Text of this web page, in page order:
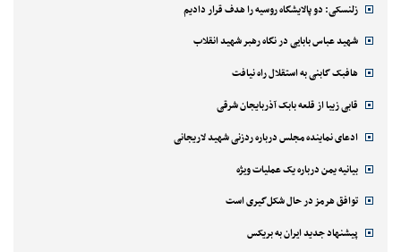
زلنسکی: دو پالایشگاه روسیه را هدف قرار دادیم
شهید عباس بابایی در نگاه رهبر شهید انقلاب
هافبک گابنی به استقلال راه نیافت
قابی زیبا از قلعه بابک آذربایجان شرقی
ادعای نماینده مجلس درباره ردزنی شهید لاریجانی
بیانیه یمن درباره یک عملیات ویژه
توافق هرمز در حال شکل‌گیری است
پیشنهاد جدید ایران به بریکس